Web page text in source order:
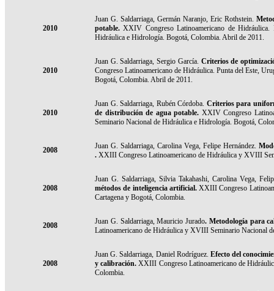
2010
Juan G. Saldarriaga, Germán Naranjo, Eric Rothstein.
potable. XXIV Congreso Latinoamericano de
Hidráulica e Hidrología. Bogotá, Colombia. Abril de 2011.
2010
Juan G. Saldarriaga, Sergio García. Criterios de
Congreso Latinoamericano de Hidráulica. Punta del Este,
Bogotá, Colombia. Abril de 2011.
2010
Juan G. Saldarriaga, Rubén Córdoba. Criterios para
de distribución de agua potable. XXIV Congreso
Seminario Nacional de Hidráulica e Hidrología. Bogotá,
2008 Juan G. Saldarriaga, Carolina Vega, Felipe Hernández.
. XXIII Congreso Latinoamericano de Hidráulica y XVIII
2008
Juan G. Saldarriaga, Silvia Takahashi, Carolina Vega,
métodos de inteligencia artificial. XXIII Congreso
Cartagena y Bogotá, Colombia.
2008 Juan G. Saldarriaga, Mauricio Jurado. Metodología para
Latinoamericano de Hidráulica y XVIII Seminario Nacional
2008
Juan G. Saldarriaga, Daniel Rodríguez. Efecto del
y calibración.XXIII Congreso Latinoamericano de
Colombia.